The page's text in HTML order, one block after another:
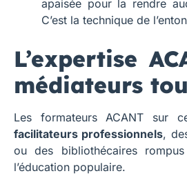
apaisée pour la rendre
C’est la technique de
L’expertise
médiateurs
Les formateurs ACANT sur
facilitateurs professionnels,
ou des bibliothécaires
l’éducation populaire.